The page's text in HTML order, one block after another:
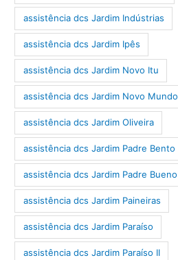
assistência dcs Jardim Indústrias
assistência dcs Jardim Ipês
assistência dcs Jardim Novo Itu
assistência dcs Jardim Novo Mundo
assistência dcs Jardim Oliveira
assistência dcs Jardim Padre Bento
assistência dcs Jardim Padre Bueno
assistência dcs Jardim Paineiras
assistência dcs Jardim Paraíso
assistência dcs Jardim Paraíso II